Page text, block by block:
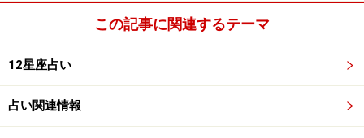
この記事に関連するテーマ
12星座占い
占い関連情報